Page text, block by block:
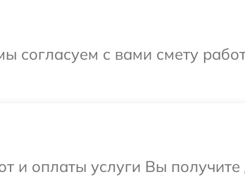
согласуем с вами смету
и оплаты услуги Вы